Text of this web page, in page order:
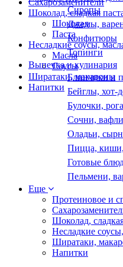
Сахарозаменители
Шоколад, сладкая
Шоколад
Паста
Несладкие соусы,
Масла
Соусы
Ширатаки, макароны
Напитки
Сиропы
Джемы,
Конфитюры
Топинги
Выпечка и кулинария
Блинчики и
Бейглы, хот-
Булочки,
Сочни,
Оладьи,
Пицца,
Готовые
Пельмени,
Еще
Протеиновое и
Шоколад,
Несладкие
Ширатаки,
Напитки